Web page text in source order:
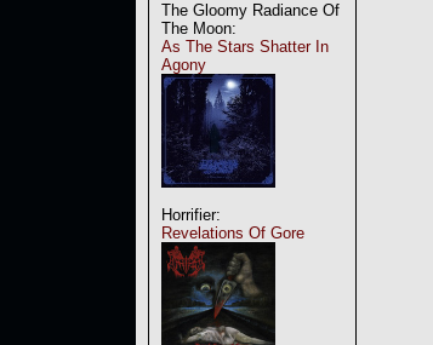
The Gloomy Radiance Of
The Moon:
As The Stars Shatter In
Agony
Horrifier:
Revelations Of Gore